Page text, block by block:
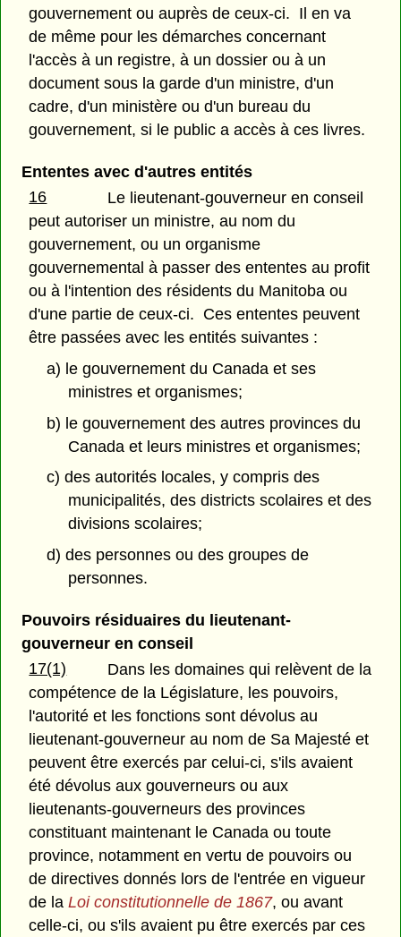
gouvernement ou auprès de ceux-ci. Il en va
de même pour les démarches concernant
l'accès à un registre, à un dossier ou à un
document sous la garde d'un ministre, d'un
cadre, d'un ministère ou d'un bureau du
gouvernement, si le public a accès à ces livres.
Ententes avec d'autres entités
16
Le lieutenant-gouverneur en conseil
peut autoriser un ministre, au nom du
gouvernement, ou un organisme
gouvernemental à passer des ententes au profit
ou à l'intention des résidents du Manitoba ou
d'une partie de ceux-ci. Ces ententes peuvent
être passées avec les entités suivantes :
a) le gouvernement du Canada et ses
ministres et organismes;
b) le gouvernement des autres provinces du
Canada et leurs ministres et organismes;
c) des autorités locales, y compris des
municipalités, des districts scolaires et des
divisions scolaires;
d) des personnes ou des groupes de
personnes.
Pouvoirs résiduaires du lieutenant-
gouverneur en conseil
17(1)
Dans les domaines qui relèvent de la
compétence de la Législature, les pouvoirs,
l'autorité et les fonctions sont dévolus au
lieutenant-gouverneur au nom de Sa Majesté et
peuvent être exercés par celui-ci, s'ils avaient
été dévolus aux gouverneurs ou aux
lieutenants-gouverneurs des provinces
constituant maintenant le Canada ou toute
province, notamment en vertu de pouvoirs ou
de directives donnés lors de l'entrée en vigueur
de laLoi constitutionnelle de 1867, ou avant
celle-ci, ou s'ils avaient pu être exercés par ces